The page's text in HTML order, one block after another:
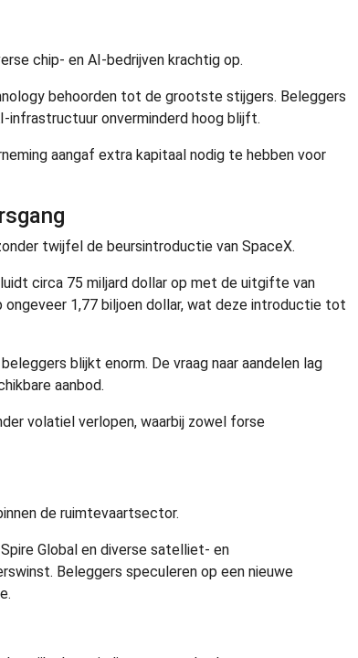
chip- en AI-bedrijven krachtig op.
behoorden tot de grootste stijgers. Beleggers
infrastructuur onverminderd hoog blijft.
aangaf extra kapitaal nodig te hebben voor
twijfel de beursintroductie van SpaceX.
circa 75 miljard dollar op met de uitgifte van
ongeveer 1,77 biljoen dollar, wat deze introductie tot
blijkt enorm. De vraag naar aandelen lag
aanbod.
volatiel verlopen, waarbij zowel forse
de ruimtevaartsector.
Global en diverse satelliet- en
Beleggers speculeren op een nieuwe